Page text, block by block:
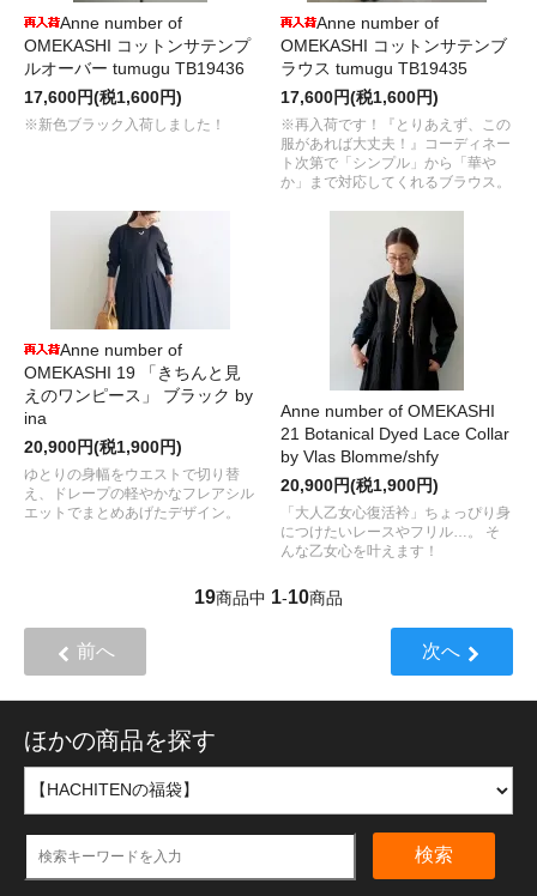
Anne number of
OMEKASHI コットンサテンプ
ルオーバー tumugu TB19436
17,600円(税1,600円)
※新色ブラック入荷しました！
Anne number of
OMEKASHI コットンサテンブ
ラウス tumugu TB19435
17,600円(税1,600円)
※再入荷です！『とりあえず、この
服があれば大丈夫！』コーディネー
ト次第で「シンプル」から「華や
か」まで対応してくれるブラウス。
Anne number of
OMEKASHI 19 「きちんと見
えのワンピース」 ブラック by
ina
20,900円(税1,900円)
ゆとりの身幅をウエストで切り替
え、ドレープの軽やかなフレアシル
エットでまとめあげたデザイン。
Anne number of OMEKASHI
21 Botanical Dyed Lace Collar
by Vlas Blomme/shfy
20,900円(税1,900円)
「大人乙女心復活衿」ちょっぴり身
につけたいレースやフリル…。 そ
んな乙女心を叶えます！
19商品中 1-10商品
前へ 次へ
ほかの商品を探す
検索